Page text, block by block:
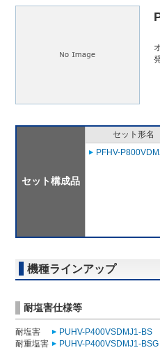
セット構成品
セット形名
PFHV-
機種ラインアップ
耐塩害仕様等
耐塩害
PUHV-P400VSDMJ1-BS
耐重塩害
PUHV-P400VSDMJ1-BSG